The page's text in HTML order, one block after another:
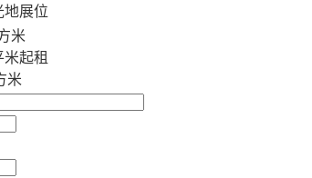
地展位
米
起租
米